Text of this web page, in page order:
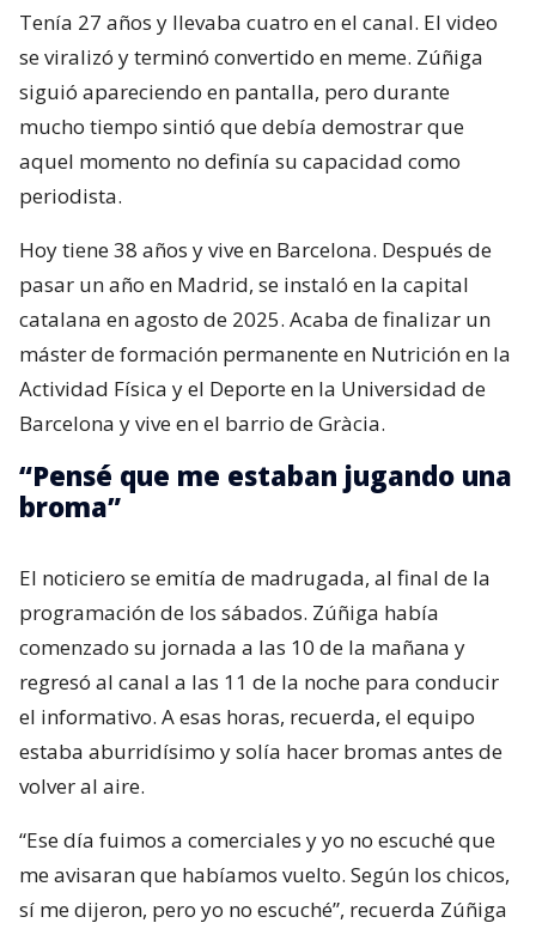
Tenía 27 años y llevaba cuatro en el canal. El video
se viralizó y terminó convertido en meme. Zúñiga
siguió apareciendo en pantalla, pero durante
mucho tiempo sintió que debía demostrar que
aquel momento no definía su capacidad como
periodista.
Hoy tiene 38 años y vive en Barcelona. Después de
pasar un año en Madrid, se instaló en la capital
catalana en agosto de 2025. Acaba de finalizar un
máster de formación permanente en Nutrición en la
Actividad Física y el Deporte en la Universidad de
Barcelona y vive en el barrio de Gràcia.
“Pensé que me estaban jugando una
broma”
El noticiero se emitía de madrugada, al final de la
programación de los sábados. Zúñiga había
comenzado su jornada a las 10 de la mañana y
regresó al canal a las 11 de la noche para conducir
el informativo. A esas horas, recuerda, el equipo
estaba aburridísimo y solía hacer bromas antes de
volver al aire.
“Ese día fuimos a comerciales y yo no escuché que
me avisaran que habíamos vuelto. Según los chicos,
sí me dijeron, pero yo no escuché”, recuerda Zúñiga